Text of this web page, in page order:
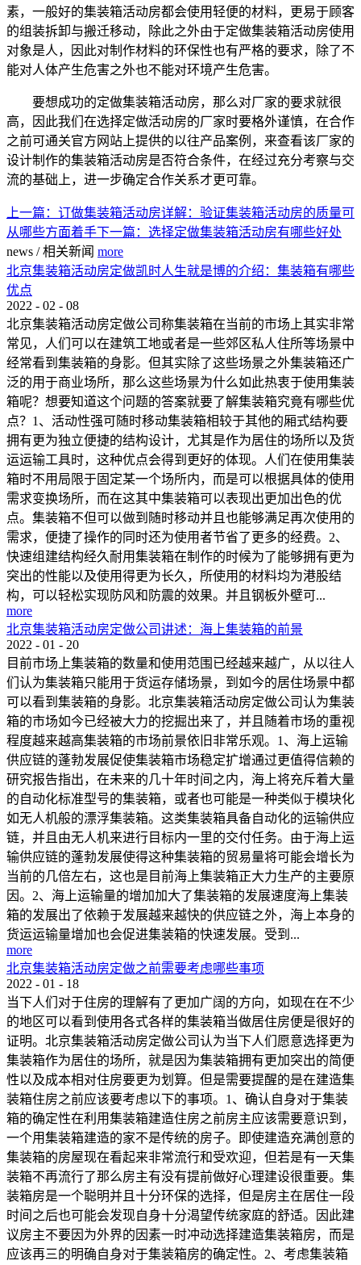
素，一般好的集装箱活动房都会使用轻便的材料，更易于顾客
的组装拆卸与搬迁移动，除此之外由于定做集装箱活动房使用
对象是人，因此对制作材料的环保性也有严格的要求，除了不
能对人体产生危害之外也不能对环境产生危害。
要想成功的定做集装箱活动房，那么对厂家的要求就很
高，因此我们在选择定做活动房的厂家时要格外谨慎，在合作
之前可通关官方网站上提供的以往产品案例，来查看该厂家的
设计制作的集装箱活动房是否符合条件，在经过充分考察与交
流的基础上，进一步确定合作关系才更可靠。
上一篇： 订做集装箱活动房详解：验证集装箱活动房的质量可
从哪些方面着手下一篇： 选择定做集装箱活动房有哪些好处
news / 相关新闻 more
北京集装箱活动房定做凯时人生就是博的介绍：集装箱有哪些
优点
2022 - 02 - 08
北京集装箱活动房定做公司称集装箱在当前的市场上其实非常
常见，人们可以在建筑工地或者是一些郊区私人住所等场景中
经常看到集装箱的身影。但其实除了这些场景之外集装箱还广
泛的用于商业场所，那么这些场景为什么如此热衷于使用集装
箱呢？想要知道这个问题的答案就要了解集装箱究竟有哪些优
点？1、活动性强可随时移动集装箱相较于其他的厢式结构要
拥有更为独立便捷的结构设计，尤其是作为居住的场所以及货
运运输工具时，这种优点会得到更好的体现。人们在使用集装
箱时不用局限于固定某一个场所内，而是可以根据具体的使用
需求变换场所，而在这其中集装箱可以表现出更加出色的优
点。集装箱不但可以做到随时移动并且也能够满足再次使用的
需求，便捷了操作的同时还为使用者节省了更多的经费。2、
快速组建结构经久耐用集装箱在制作的时候为了能够拥有更为
突出的性能以及使用得更为长久，所使用的材料均为港股结
构，可以轻松实现防风和防震的效果。并且钢板外壁可...
more
北京集装箱活动房定做公司讲述：海上集装箱的前景
2022 - 01 - 20
目前市场上集装箱的数量和使用范围已经越来越广，从以往人
们认为集装箱只能用于货运存储场景，到如今的居住场景中都
可以看到集装箱的身影。北京集装箱活动房定做公司认为集装
箱的市场如今已经被大力的挖掘出来了，并且随着市场的重视
程度越来越高集装箱的市场前景依旧非常乐观。1、海上运输
供应链的蓬勃发展促使集装箱市场稳定扩增通过更值得信赖的
研究报告指出，在未来的几十年时间之内，海上将充斥着大量
的自动化标准型号的集装箱，或者也可能是一种类似于模块化
如无人机般的漂浮集装箱。这类集装箱具备自动化的运输供应
链，并且由无人机来进行目标内一里的交付任务。由于海上运
输供应链的蓬勃发展使得这种集装箱的贸易量将可能会增长为
当前的几倍左右，这也是目前海上集装箱正大力生产的主要原
因。2、海上运输量的增加加大了集装箱的发展速度海上集装
箱的发展出了依赖于发展越来越快的供应链之外，海上本身的
货运运输量增加也会促进集装箱的快速发展。受到...
more
北京集装箱活动房定做之前需要考虑哪些事项
2022 - 01 - 18
当下人们对于住房的理解有了更加广阔的方向，如现在在不少
的地区可以看到使用各式各样的集装箱当做居住房便是很好的
证明。北京集装箱活动房定做公司认为当下人们愿意选择更为
集装箱作为居住的场所，就是因为集装箱拥有更加突出的简便
性以及成本相对住房要更为划算。但是需要提醒的是在建造集
装箱住房之前应该要考虑以下的事项。1、确认自身对于集装
箱的确定性在利用集装箱建造住房之前房主应该需要意识到，
一个用集装箱建造的家不是传统的房子。即使建造充满创意的
集装箱的房屋现在看起来非常流行和受欢迎，但若是有一天集
装箱不再流行了那么房主有没有提前做好心理建设很重要。集
装箱房是一个聪明并且十分环保的选择，但是房主在居住一段
时间之后也可能会发现自身十分渴望传统家庭的舒适。因此建
议房主不要因为外界的因素一时冲动选择建造集装箱房，而是
应该再三的明确自身对于集装箱房的确定性。2、考虑集装箱